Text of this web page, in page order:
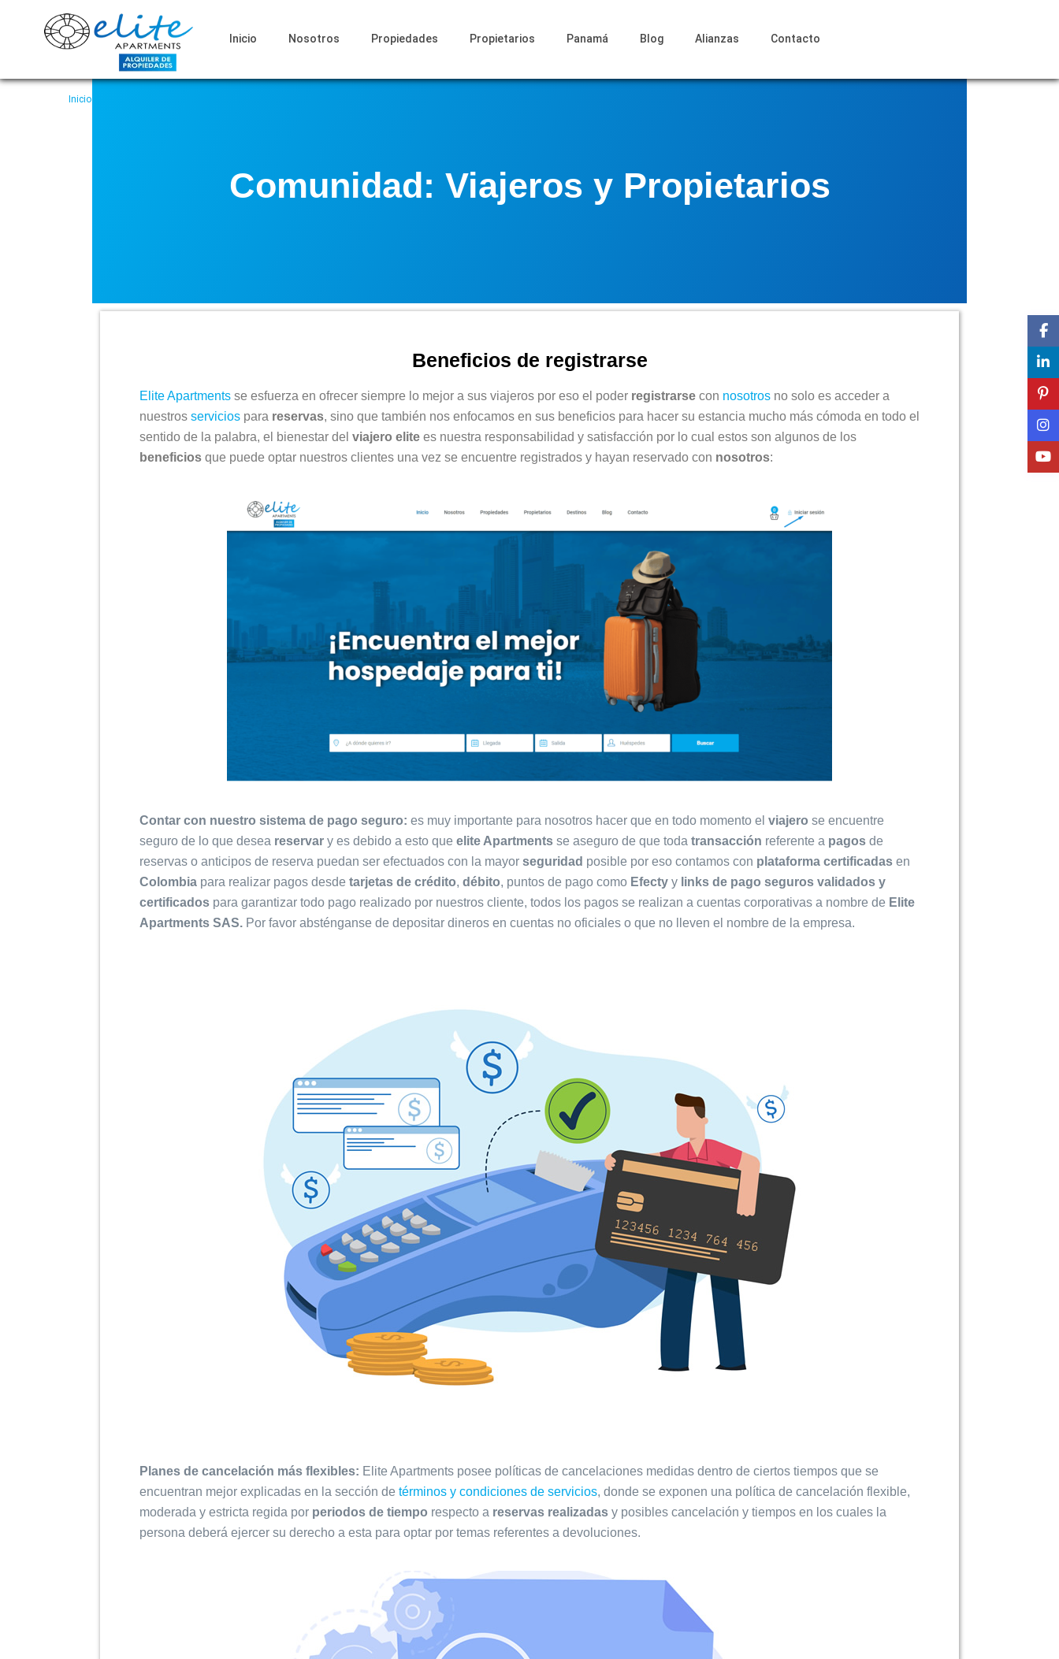
Inicio Nosotros Propiedades Propietarios Panamá Blog Alianzas Contacto
Inicio
Comunidad: Viajeros y Propietarios
Beneficios de registrarse
Elite Apartments se esfuerza en ofrecer siempre lo mejor a sus viajeros por eso el poder registrarse con nosotros no solo es acceder a
nuestros servicios para reservas, sino que también nos enfocamos en sus beneficios para hacer su estancia mucho más cómoda en todo el
sentido de la palabra, el bienestar del viajero elite es nuestra responsabilidad y satisfacción por lo cual estos son algunos de los
beneficios que puede optar nuestros clientes una vez se encuentre registrados y hayan reservado con nosotros:
Contar con nuestro sistema de pago seguro: es muy importante para nosotros hacer que en todo momento el viajero se encuentre
seguro de lo que desea reservar y es debido a esto que elite Apartments se aseguro de que toda transacción referente a pagos de
reservas o anticipos de reserva puedan ser efectuados con la mayor seguridad posible por eso contamos con plataforma certificadas en
Colombia para realizar pagos desde tarjetas de crédito, débito, puntos de pago como Efecty y links de pago seguros validados y
certificados para garantizar todo pago realizado por nuestros cliente, todos los pagos se realizan a cuentas corporativas a nombre de Elite
Apartments SAS. Por favor absténganse de depositar dineros en cuentas no oficiales o que no lleven el nombre de la empresa.
Planes de cancelación más flexibles: Elite Apartments posee políticas de cancelaciones medidas dentro de ciertos tiempos que se
encuentran mejor explicadas en la sección de términos y condiciones de servicios, donde se exponen una política de cancelación flexible,
moderada y estricta regida por periodos de tiempo respecto a reservas realizadas y posibles cancelación y tiempos en los cuales la
persona deberá ejercer su derecho a esta para optar por temas referentes a devoluciones.